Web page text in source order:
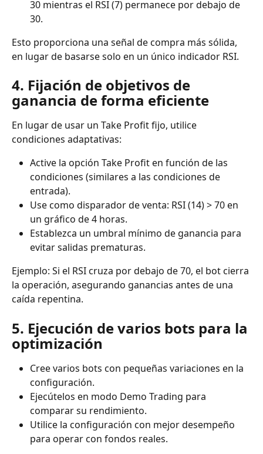
30 mientras el RSI (7) permanece por debajo de
30.
Esto proporciona una señal de compra más sólida,
en lugar de basarse solo en un único indicador RSI.
4. Fijación de objetivos de
ganancia de forma eficiente
En lugar de usar un Take Profit fijo, utilice
condiciones adaptativas:
Active la opción Take Profit en función de las
condiciones (similares a las condiciones de
entrada).
Use como disparador de venta: RSI (14) > 70 en
un gráfico de 4 horas.
Establezca un umbral mínimo de ganancia para
evitar salidas prematuras.
Ejemplo: Si el RSI cruza por debajo de 70, el bot cierra
la operación, asegurando ganancias antes de una
caída repentina.
5. Ejecución de varios bots para la
optimización
Cree varios bots con pequeñas variaciones en la
configuración.
Ejecútelos en modo Demo Trading para
comparar su rendimiento.
Utilice la configuración con mejor desempeño
para operar con fondos reales.